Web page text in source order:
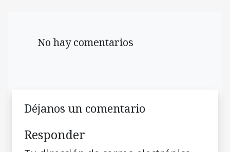
No hay comentarios
Déjanos un comentario
Responder